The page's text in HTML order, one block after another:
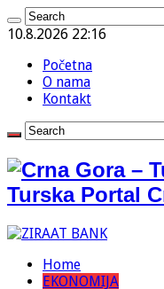
10.8.2026 22:16
Početna
O nama
Kontakt
Turska Portal
Home
EKONOMIJA